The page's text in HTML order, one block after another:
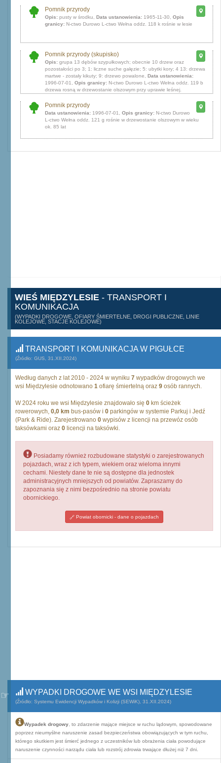
Pomnik przyrody
Opis: pusty w środku, Data ustanowienia: 1965-11-30, Opis
granicy: N-ctwo Durowo L-ctwo Wełna oddz. 118 k rośnie w lesie
Pomnik przyrody (skupisko)
Opis: grupa 13 dębów szypułkowych; obecnie 10 drzew oraz
pozostałości po 3; 1: liczne suche gałęzie; 5: ubytki kory; 4 13: drzewa
martwe - zostały kikuty; 9: drzewo powalone, Data ustanowienia:
1996-07-01, Opis granicy: N-ctwo Durowo L-ctwo Wełna oddz. 119 b
drzewa rosną w drzewostanie olszowym przy uprawie leśnej.
Pomnik przyrody
Data ustanowienia: 1996-07-01, Opis granicy: N-ctwo Durowo
L-ctwo Wełna oddz. 121 g rośnie w drzewostanie olszowym w wieku
ok. 85 lat
WIEŚ MIĘDZYLESIE - TRANSPORT I
KOMUNIKACJA
(WYPADKI DROGOWE, OFIARY ŚMIERTELNE, DROGI PUBLICZNE, LINIE
KOLEJOWE, STACJE KOLEJOWE)
TRANSPORT I KOMUNIKACJA W PIGUŁCE
(Źródło: GUS, 31.XII.2024)
Według danych z lat 2010 - 2024 w wyniku 7 wypadków drogowych we
wsi Międzylesie odnotowano 1 ofiarę śmiertelną oraz 9 osób rannych.
W 2024 roku we wsi Międzylesie znajdowało się 0 km ścieżek
rowerowych, 0,0 km bus-pasów i 0 parkingów w systemie Parkuj i Jedź
(Park & Ride). Zarejestrowano 0 wypisów z licencji na przewóz osób
taksówkami oraz 0 licencji na taksówki.
Posiadamy również rozbudowane statystyki o zarejestrowanych
pojazdach, wraz z ich typem, wiekiem oraz wieloma innymi
cechami. Niestety dane te nie są dostępne dla jednostek
administracyjnych mniejszych od powiatów. Zapraszamy do
zapoznania się z nimi bezpośrednio na stronie powiatu
obornickiego.
Powiat obornicki - dane o pojazdach
WYPADKI DROGOWE WE WSI MIĘDZYLESIE
(Źródło: Systemu Ewidencji Wypadków i Kolizji (SEWiK), 31.XII.2024)
Wypadek drogowy , to zdarzenie mające miejsce w ruchu lądowym, spowodowane
poprzez nieumyślne naruszenie zasad bezpieczeństwa obowiązujących w tym ruchu,
którego skutkiem jest śmierć jednego z uczestników lub obrażenia ciała powodujące
naruszenie czynności narządu ciała lub rozstrój zdrowia trwające dłużej niż 7 dni.